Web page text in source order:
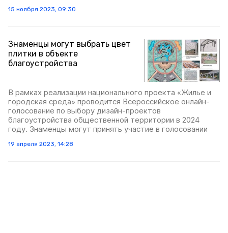
15 ноября 2023, 09:30
Знаменцы могут выбрать цвет
плитки в объекте
благоустройства
В рамках реализации национального проекта «Жилье и
городская среда» проводится Всероссийское онлайн-
голосование по выбору дизайн-проектов
благоустройства общественной территории в 2024
году. Знаменцы могут принять участие в голосовании
19 апреля 2023, 14:28